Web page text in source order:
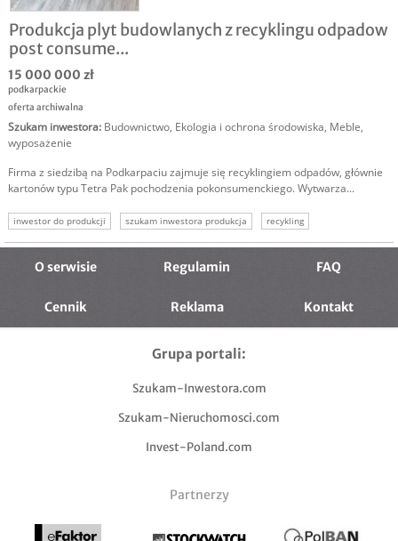
Produkcja plyt budowlanych z recyklingu odpadow
post consume...
15 000 000 zł
podkarpackie
oferta archiwalna
Szukam inwestora: Budownictwo, Ekologia i ochrona środowiska, Meble,
wyposażenie
Firma z siedzibą na Podkarpaciu zajmuje się recyklingiem odpadów, głównie
kartonów typu Tetra Pak pochodzenia pokonsumenckiego. Wytwarza...
inwestor do produkcji szukam inwestora produkcja
recykling
szukam inwestora recycling
szukam kapitału
inwestycja w produkcję
inwestor recycling
O serwisie Regulamin FAQ
Cennik Reklama Kontakt
Grupa portali:
Szukam-Inwestora.com
Szukam-Nieruchomosci.com
Invest-Poland.com
Partnerzy